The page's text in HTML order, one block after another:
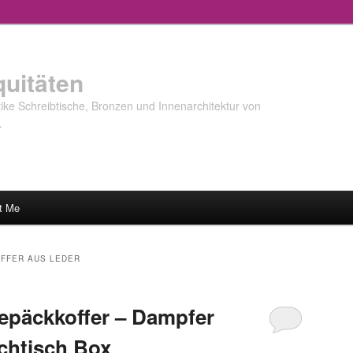
Schreibtische, Bronzen und Innenarchitektur von
Me
AUS LEDER
– Dampfer